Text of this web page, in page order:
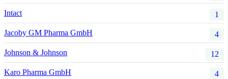
Intact 1
Jacoby GM Pharma GmbH 4
Johnson & Johnson 12
Karo Pharma GmbH 4